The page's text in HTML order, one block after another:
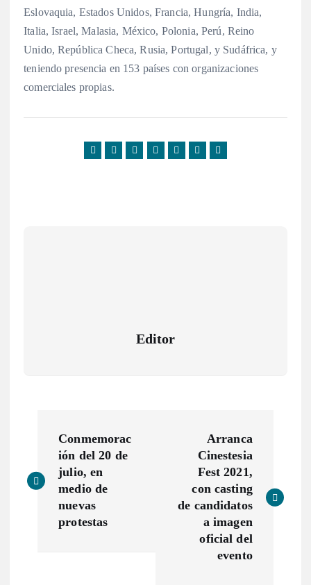
Eslovaquia, Estados Unidos, Francia, Hungría, India,
Italia, Israel, Malasia, México, Polonia, Perú, Reino
Unido, República Checa, Rusia, Portugal, y Sudáfrica, y
teniendo presencia en 153 países con organizaciones
comerciales propias.
Editor
v
Conmemorac
ión del 20 de
julio, en
medio de
nuevas
protestas
Arranca
Cinestesia
Fest 2021,
con casting
de candidatos
a imagen
oficial del
evento